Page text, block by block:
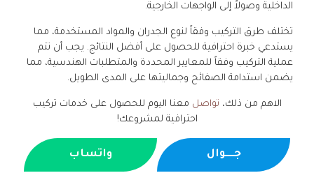
الداخلية وصولاً إلى الواجهات الخارجية.
تختلف طرق التركيب وفقاً لنوع الجدران والمواد المستخدمة، مما
يستدعي خبرة احترافية للحصول على أفضل النتائج. يجب أن تتم
عملية التركيب وفقاً للمعايير المحددة والمتطلبات الهندسية، مما
يضمن استدامة الصفائح وجماليتها على المدى الطويل.
الاهم من ذلك، تواصل معنا اليوم للحصول على خدمات تركيب
احترافية لمشروعك!
جــــوال واتساب